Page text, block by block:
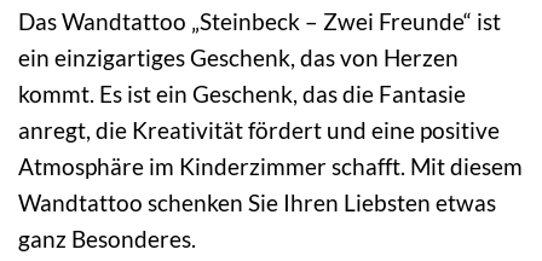
Das Wandtattoo „Steinbeck – Zwei Freunde“ ist
ein einzigartiges Geschenk, das von Herzen
kommt. Es ist ein Geschenk, das die Fantasie
anregt, die Kreativität fördert und eine positive
Atmosphäre im Kinderzimmer schafft. Mit diesem
Wandtattoo schenken Sie Ihren Liebsten etwas
ganz Besonderes.